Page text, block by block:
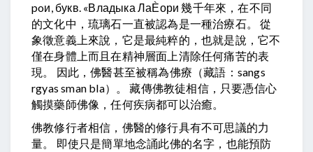
poи, букв. «Владыка ЛаЀори 幾千年來，在不同
的文化中，琉璃石一直被認為是一種治療石。 從
象徵意義上來說，它是最純粹的，也就是說，它不
僅在身體上而且在精神層面上清除任何痛苦的表
現。 因此，佛醫甚至被稱為佛療（藏語：sangs
rgyas sman bla）。 藏傳佛教徒相信，只要憑信心
觸摸藥師佛像，任何疾病都可以治癒。
佛教修行者相信，佛醫的修行具有不可思議的力
量。 即使只是簡單地念誦此佛的名字，也能預防